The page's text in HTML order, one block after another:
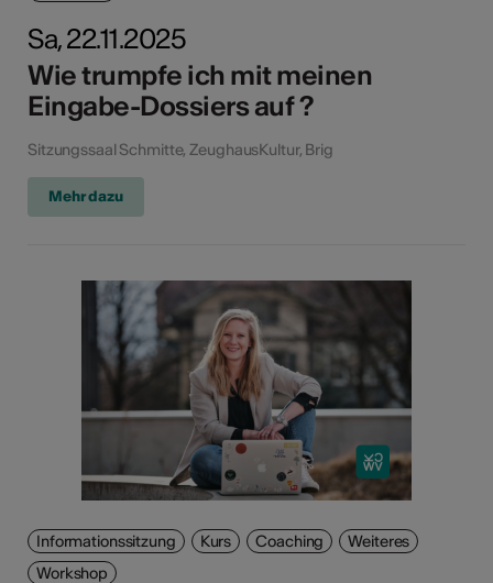
Sa, 22.11.2025
Wie trumpfe ich mit meinen
Eingabe-Dossiers auf ?
Sitzungssaal Schmitte, ZeughausKultur, Brig
Mehr dazu
Informationssitzung Kurs Coaching
Weiteres
Workshop